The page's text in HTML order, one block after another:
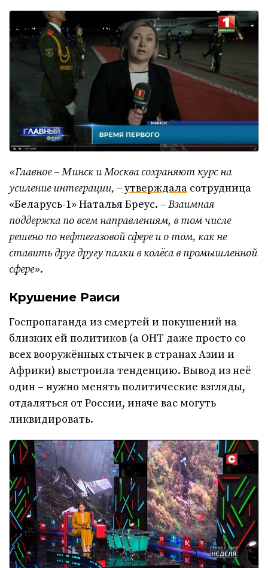
«Главное – Минск и Москва сохраняют курс на
усиление интеграции, –утверждала сотрудница
«Беларусь-1» Наталья Бреус. – Взаимная
поддержка по всем направлениям, в том числе
решено по нефтегазовой сфере и о том, как не
ставить друг другу палки в колёса в промышленной
сфере».
Крушение Раиси
Госпропаганда из смертей и покушений на
близких ей политиков (а ОНТ даже просто со
всех вооружённых стычек в странах Азии и
Африки) выстроила тенденцию. Вывод из неё
один – нужно менять политические взгляды,
отдаляться от России, иначе вас могуть
ликвидировать.